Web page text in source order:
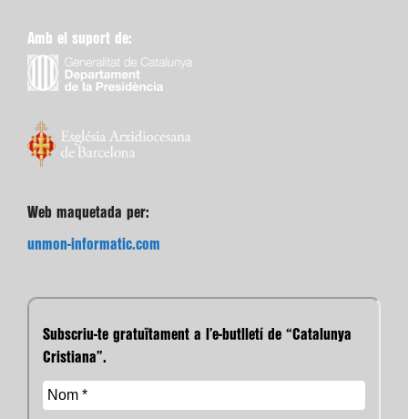
Amb el suport de:
Web maquetada per:
unmon-informatic.com
Subscriu-te gratuïtament a l’e-butlletí de “Catalunya
Cristiana”.